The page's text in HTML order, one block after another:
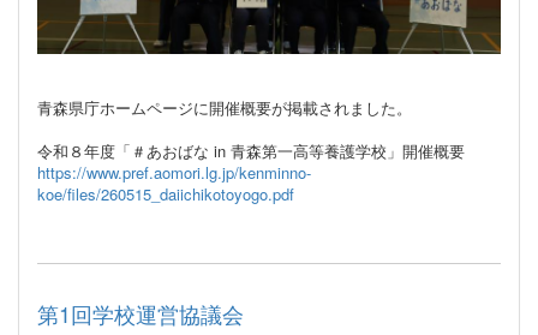
青森県庁ホームページに開催概要が掲載されました。
令和８年度「＃あおばな in 青森第一高等養護学校」開催概要
https://www.pref.aomori.lg.jp/kenminno-
koe/files/260515_daiichikotoyogo.pdf
第1回学校運営協議会